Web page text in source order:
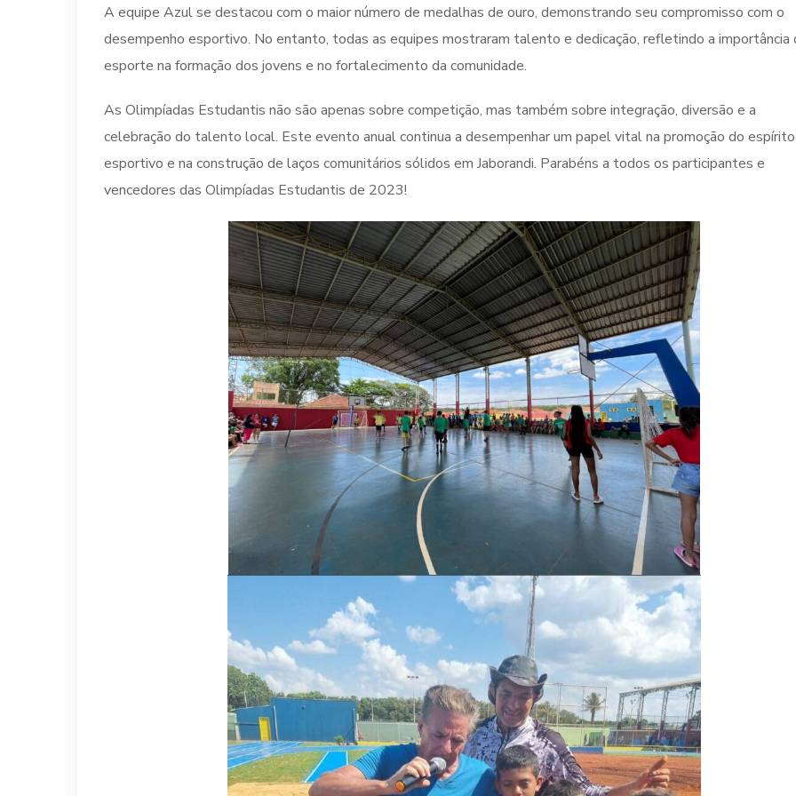
A equipe Azul se destacou com o maior número de medalhas de ouro, demonstrando seu compromisso com o
desempenho esportivo. No entanto, todas as equipes mostraram talento e dedicação, refletindo a importância
esporte na formação dos jovens e no fortalecimento da comunidade.
As Olimpíadas Estudantis não são apenas sobre competição, mas também sobre integração, diversão e a
celebração do talento local. Este evento anual continua a desempenhar um papel vital na promoção do espírito
esportivo e na construção de laços comunitários sólidos em Jaborandi. Parabéns a todos os participantes e
vencedores das Olimpíadas Estudantis de 2023!